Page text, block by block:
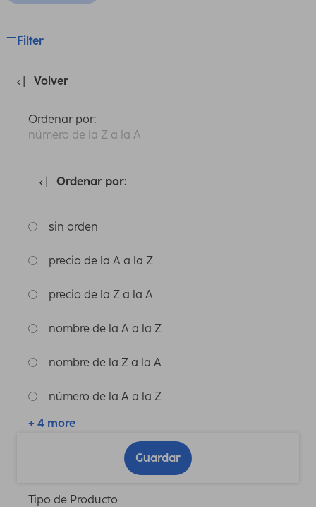
Filter
Volver
Ordenar por:
número de la Z a la A
Ordenar por:
sin orden
precio de la A a la Z
precio de la Z a la A
nombre de la A a la Z
nombre de la Z a la A
número de la A a la Z
+ 4 more
Guardar
Tipo de Producto